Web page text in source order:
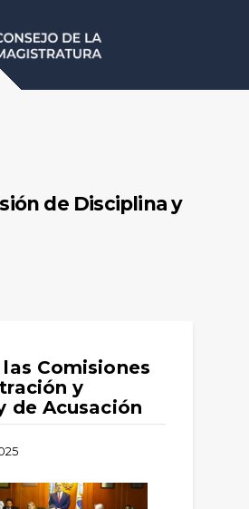
de Disciplina y
Comisiones
y
de Acusación